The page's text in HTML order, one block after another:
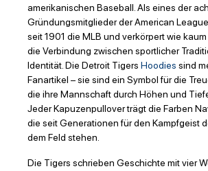
amerikanischen Baseball. Als eines der
Gründungsmitglieder der American
seit 1901 die MLB und verkörpert wie
die Verbindung zwischen sportlicher
Identität. Die Detroit Tigers Hoodies sind
Fanartikel – sie sind ein Symbol für die
die ihre Mannschaft durch Höhen und
Jeder Kapuzenpullover trägt die Farben
die seit Generationen für den Kampfgeist
dem Feld stehen.
Die Tigers schrieben Geschichte mit vier